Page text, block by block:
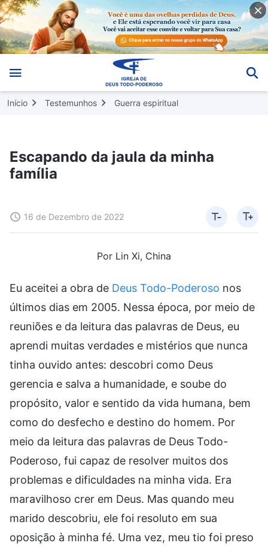
Início Testemunhos Guerra espiritual
Escapando da jaula da minha
família
16 de Dezembro de 2022
Por Lin Xi, China
Eu aceitei a obra de Deus Todo-Poderoso nos
últimos dias em 2005. Nessa época, por meio de
reuniões e da leitura das palavras de Deus, eu
aprendi muitas verdades e mistérios que nunca
tinha ouvido antes: descobri como Deus
gerencia e salva a humanidade, e soube do
propósito, valor e sentido da vida humana, bem
como do desfecho e destino do homem. Por
meio da leitura das palavras de Deus Todo-
Poderoso, fui capaz de resolver muitos dos
problemas e dificuldades na minha vida. Era
maravilhoso crer em Deus. Mas quando meu
marido descobriu, ele foi resoluto em sua
oposição à minha fé. Uma vez, meu tio foi preso